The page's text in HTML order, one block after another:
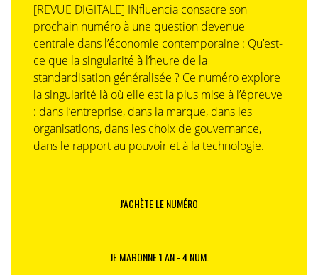
[REVUE DIGITALE] INfluencia consacre son
prochain numéro à une question devenue
centrale dans l’économie contemporaine : Qu’est-
ce que la singularité à l’heure de la
standardisation généralisée ? Ce numéro explore
la singularité là où elle est la plus mise à l’épreuve
: dans l’entreprise, dans la marque, dans les
organisations, dans les choix de gouvernance,
dans le rapport au pouvoir et à la technologie.
J'ACHÈTE LE NUMÉRO
JE M'ABONNE 1 AN - 4 NUM.